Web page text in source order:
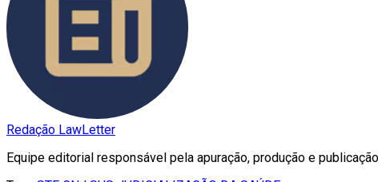
Redação LawLetter
Equipe editorial responsável pela apuração, produção e